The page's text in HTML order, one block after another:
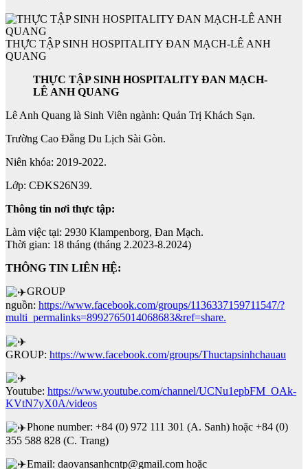
THỰC TẬP SINH HOSPITALITY ĐAN MẠCH-LÊ ANH
QUANG
THỰC TẬP SINH HOSPITALITY ĐAN MẠCH-
LÊ ANH QUANG
Lê Anh Quang là Sinh Viên ngành: Quản Trị Khách Sạn.
Trường Cao Đẳng Du Lịch Sài Gòn.
Niên khóa: 2019-2022.
Lớp: CĐKS26N39.
Thông tin nơi thực tập:
Làm việc tại: 2930 Klampenborg, Đan Mạch.
Thời gian: 18 tháng (tháng 2.2023-8.2024)
THÔNG TIN LIÊN HỆ:
GROUP
nguồn: https://www.facebook.com/groups/1136337159711547/?
multi_permalinks=8992765014068683&ref=share.
GROUP: https://www.facebook.com/groups/Thuctapsinhchauau
Youtube: https://www.youtube.com/channel/UCNu1epbFM_OAk-
KVtN7yX0A/videos
Phone number: +84 (0) 972 111 301 (A. Sanh) hoặc +84 (0)
355 588 828 (C. Trang)
Email: daovansanhcntp@gmail.com hoặc